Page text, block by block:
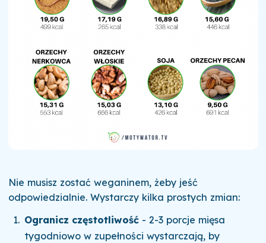
Nie musisz zostać weganinem, żeby jeść
odpowiedzialnie. Wystarczy kilka prostych zmian:
Ogranicz częstotliwość - 2-3 porcje mięsa
tygodniowo w zupełności wystarczają, by